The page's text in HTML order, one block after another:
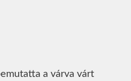
a várva várt